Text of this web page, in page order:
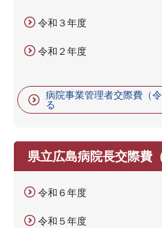
令和３年度
令和２年度
病院事業管理者交際費（
る
県立広島病院長交際費
令和６年度
令和５年度